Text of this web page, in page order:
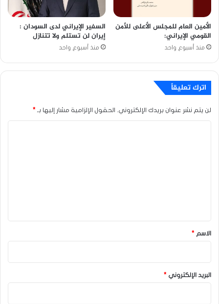
الأمين العام للمجلس الأعلى للأمن
القومي الإيراني:
منذ أسبوع واحد
السفير الإيراني لدى السودان :
إيران لن تستلم ولا تتنازل
منذ أسبوع واحد
اترك تعليقاً
لن يتم نشر عنوان بريدك الإلكتروني. الحقول الإلزامية مشار إليها بـ *
*
الاسم *
البريد الإلكتروني *